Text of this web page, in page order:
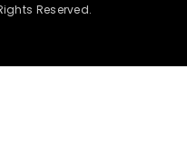
Reserved.